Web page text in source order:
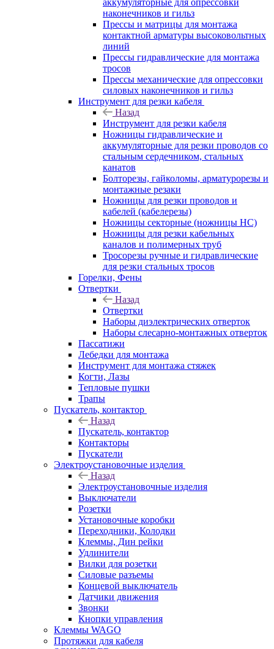
аккумуляторные для опрессовки
наконечников и гильз
Прессы и матрицы для монтажа
контактной арматуры высоковольтных
линий
Прессы гидравлические для монтажа
тросов
Прессы механические для опрессовки
силовых наконечников и гильз
Инструмент для резки кабеля
Назад
Инструмент для резки кабеля
Ножницы гидравлические и
аккумуляторные для резки проводов со
стальным сердечником, стальных
канатов
Болторезы, гайколомы, арматурорезы и
монтажные резаки
Ножницы для резки проводов и
кабелей (кабелерезы)
Ножницы секторные (ножницы НС)
Ножницы для резки кабельных
каналов и полимерных труб
Тросорезы ручные и гидравлические
для резки стальных тросов
Горелки, Фены
Отвертки
Назад
Отвертки
Наборы диэлектрических отверток
Наборы слесарно-монтажных отверток
Пассатижи
Лебедки для монтажа
Инструмент для монтажа стяжек
Когти, Лазы
Тепловые пушки
Трапы
Пускатель, контактор
Назад
Пускатель, контактор
Контакторы
Пускатели
Электроустановочные изделия
Назад
Электроустановочные изделия
Выключатели
Розетки
Установочные коробки
Переходники, Колодки
Клеммы, Дин рейки
Удлинители
Вилки для розетки
Силовые разъемы
Концевой выключатель
Датчики движения
Звонки
Кнопки управления
Клеммы WAGO
Протяжки для кабеля